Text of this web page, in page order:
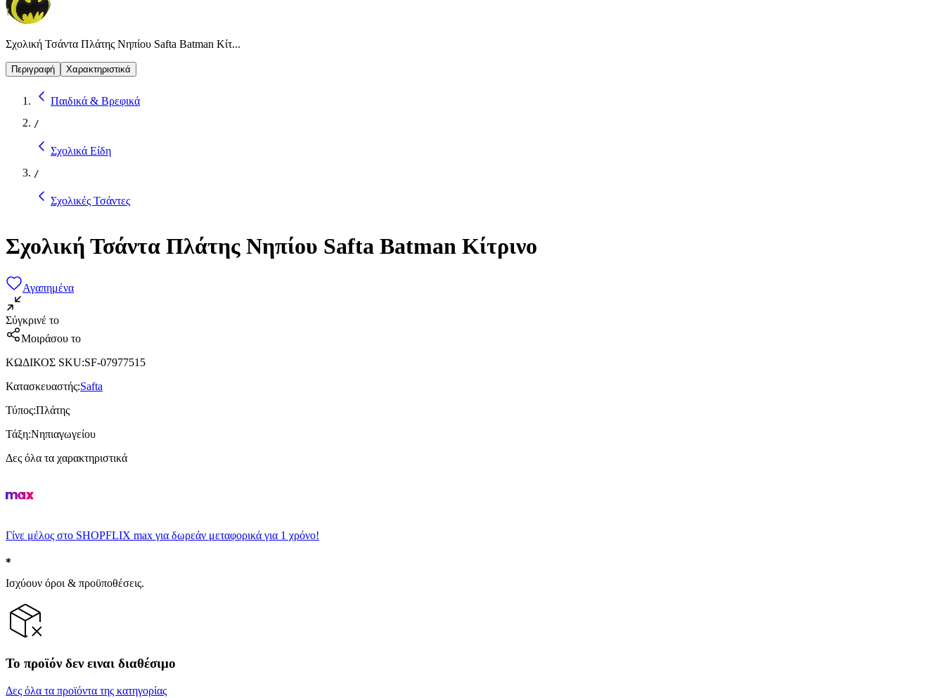
Σχολική Τσάντα Πλάτης Νηπίου Safta Batman Κίτ...
Περιγραφή Χαρακτηριστικά
Παιδικά & Βρεφικά
/
Σχολικά Είδη
/
Σχολικές Τσάντες
Σχολική Τσάντα Πλάτης Νηπίου Safta Batman Κίτρινο
Αγαπημένα
Σύγκρινέ το
Μοιράσου το
ΚΩΔΙΚΟΣ SKU:SF-07977515
Κατασκευαστής:Safta
Τύπος:Πλάτης
Τάξη:Νηπιαγωγείου
Δες όλα τα χαρακτηριστικά
Γίνε μέλος στο SHOPFLIX max για δωρεάν μεταφορικά για 1 χρόνο!
Ισχύουν όροι & προϋποθέσεις.
Το προϊόν δεν ειναι διαθέσιμο
Δες όλα τα προϊόντα της κατηγορίας